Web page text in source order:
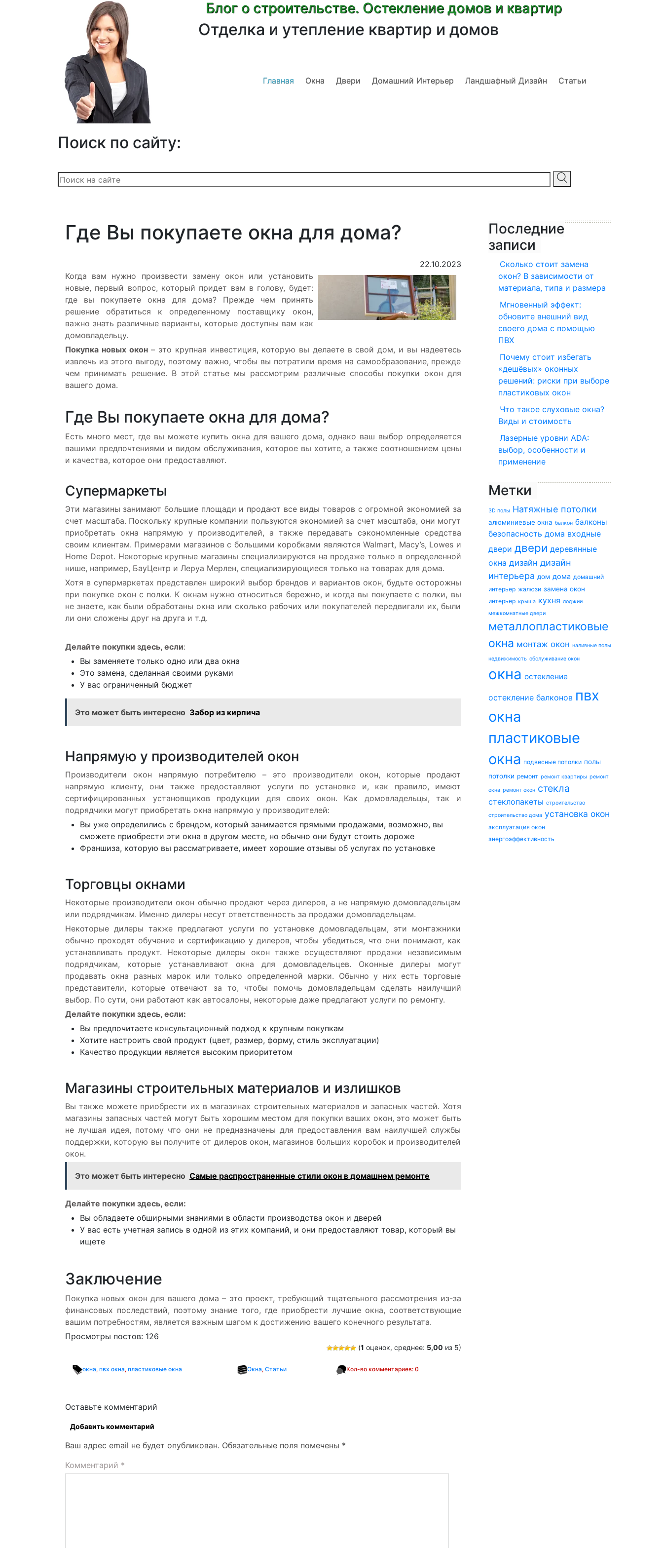
Блог о строительстве. Остекление домов и квартир
Отделка и утепление квартир и домов
Главная Окна Двери Домашний Интерьер Ландшафный Дизайн Статьи
Поиск по сайту:
Где Вы покупаете окна для дома?
22.10.2023
Когда вам нужно произвести замену окон или установить
новые, первый вопрос, который придет вам в голову, будет:
где вы покупаете окна для дома? Прежде чем принять
решение обратиться к определенному поставщику окон,
важно знать различные варианты, которые доступны вам как
домовладельцу.
Покупка новых окон– это крупная инвестиция, которую вы делаете в свой дом, и вы надеетесь
извлечь из этого выгоду, поэтому важно, чтобы вы потратили время на самообразование, прежде
чем принимать решение. В этой статье мы рассмотрим различные способы покупки окон для
вашего дома.
Где Вы покупаете окна для дома?
Есть много мест, где вы можете купить окна для вашего дома, однако ваш выбор определяется
вашими предпочтениями и видом обслуживания, которое вы хотите, а также соотношением цены
и качества, которое они предоставляют.
Супермаркеты
Эти магазины занимают большие площади и продают все виды товаров с огромной экономией за
счет масштаба. Поскольку крупные компании пользуются экономией за счет масштаба, они могут
приобретать окна напрямую у производителей, а также передавать сэкономленные средства
своим клиентам. Примерами магазинов с большими коробками являются Walmart, Macy’s, Lowes и
Home Depot. Некоторые крупные магазины специализируются на продаже только в определенной
нише, например, БауЦентр и Леруа Мерлен, специализирующиеся только на товарах для дома.
Хотя в супермаркетах представлен широкий выбор брендов и вариантов окон, будьте осторожны
при покупке окон с полки. К окнам нужно относиться бережно, и когда вы покупаете с полки, вы
не знаете, как были обработаны окна или сколько рабочих или покупателей передвигали их, были
ли они сложены друг на друга и т.д.
Делайте покупки здесь, если:
Вы заменяете только одно или два окна
Это замена, сделанная своими руками
У вас ограниченный бюджет
Это может быть интересно Забор из кирпича
Напрямую у производителей окон
Производители окон напрямую потребителю – это производители окон, которые продают
напрямую клиенту, они также предоставляют услуги по установке и, как правило, имеют
сертифицированных установщиков продукции для своих окон. Как домовладельцы, так и
подрядчики могут приобретать окна напрямую у производителей:
Вы уже определились с брендом, который занимается прямыми продажами, возможно, вы
сможете приобрести эти окна в другом месте, но обычно они будут стоить дороже
Франшиза, которую вы рассматриваете, имеет хорошие отзывы об услугах по установке
Торговцы окнами
Некоторые производители окон обычно продают через дилеров, а не напрямую домовладельцам
или подрядчикам. Именно дилеры несут ответственность за продажи домовладельцам.
Некоторые дилеры также предлагают услуги по установке домовладельцам, эти монтажники
обычно проходят обучение и сертификацию у дилеров, чтобы убедиться, что они понимают, как
устанавливать продукт. Некоторые дилеры окон также осуществляют продажи независимым
подрядчикам, которые устанавливают окна для домовладельцев. Оконные дилеры могут
продавать окна разных марок или только определенной марки. Обычно у них есть торговые
представители, которые отвечают за то, чтобы помочь домовладельцам сделать наилучший
выбор. По сути, они работают как автосалоны, некоторые даже предлагают услуги по ремонту.
Делайте покупки здесь, если:
Вы предпочитаете консультационный подход к крупным покупкам
Хотите настроить свой продукт (цвет, размер, форму, стиль эксплуатации)
Качество продукции является высоким приоритетом
Магазины строительных материалов и излишков
Вы также можете приобрести их в магазинах строительных материалов и запасных частей. Хотя
магазины запасных частей могут быть хорошим местом для покупки ваших окон, это может быть
не лучшая идея, потому что они не предназначены для предоставления вам наилучшей службы
поддержки, которую вы получите от дилеров окон, магазинов больших коробок и производителей
окон.
Это может быть интересно Самые распространенные стили окон в домашнем ремонте
Делайте покупки здесь, если:
Вы обладаете обширными знаниями в области производства окон и дверей
У вас есть учетная запись в одной из этих компаний, и они предоставляют товар, который вы
ищете
Заключение
Покупка новых окон для вашего дома – это проект, требующий тщательного рассмотрения из-за
финансовых последствий, поэтому знание того, где приобрести лучшие окна, соответствующие
вашим потребностям, является важным шагом к достижению вашего конечного результата.
Просмотры постов: 126
(1 оценок, среднее: 5,00 из 5)
окна, пвх окна, пластиковые окна Окна,Статьи Кол-во комментариев: 0
Оставьте комментарий
Добавить комментарий
Ваш адрес email не будет опубликован. Обязательные поля помечены *
Комментарий *
Последние
записи
Сколько стоит замена
окон? В зависимости от
материала, типа и размера
Мгновенный эффект:
обновите внешний вид
своего дома с помощью
ПВХ
Почему стоит избегать
«дешёвых» оконных
решений: риски при выборе
пластиковых окон
Что такое слуховые окна?
Виды и стоимость
Лазерные уровни ADA:
выбор, особенности и
применение
Метки
3D полы Натяжные потолки
алюминиевые окна балкон балконы
безопасность дома входные
двери двери деревянные
окна дизайн дизайн
интерьера дом дома домашний
интерьер жалюзи замена окон
интерьер крыша кухня лоджии
межкомнатные двери
металлопластиковые
окна монтаж окон наливные полы
недвижимость обслуживание окон
окна остекление
остекление балконов пвх
окна
пластиковые
окна подвесные потолки полы
потолки ремонт ремонт квартиры ремонт
окна ремонт окон стекла
стеклопакеты строительство
строительство дома установка окон
эксплуатация окон
энергоэффективность